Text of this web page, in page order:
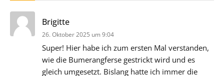
Brigitte
26. Oktober 2025 um 9:04
Super! Hier habe ich zum ersten Mal verstanden,
wie die Bumerangferse gestrickt wird und es
gleich umgesetzt. Bislang hatte ich immer die